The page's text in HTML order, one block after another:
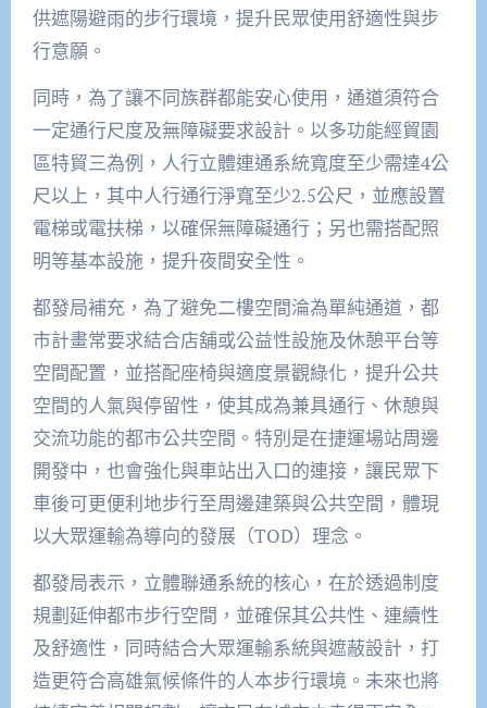
供遮陽避雨的步行環境，提升民眾使用舒適性與步
行意願。
同時，為了讓不同族群都能安心使用，通道須符合
一定通行尺度及無障礙要求設計。以多功能經貿園
區特貿三為例，人行立體連通系統寬度至少需達4公
尺以上，其中人行通行淨寬至少2.5公尺，並應設置
電梯或電扶梯，以確保無障礙通行；另也需搭配照
明等基本設施，提升夜間安全性。
都發局補充，為了避免二樓空間淪為單純通道，都
市計畫常要求結合店舖或公益性設施及休憩平台等
空間配置，並搭配座椅與適度景觀綠化，提升公共
空間的人氣與停留性，使其成為兼具通行、休憩與
交流功能的都市公共空間。特別是在捷運場站周邊
開發中，也會強化與車站出入口的連接，讓民眾下
車後可更便利地步行至周邊建築與公共空間，體現
以大眾運輸為導向的發展（TOD）理念。
都發局表示，立體聯通系統的核心，在於透過制度
規劃延伸都市步行空間，並確保其公共性、連續性
及舒適性，同時結合大眾運輸系統與遮蔽設計，打
造更符合高雄氣候條件的人本步行環境。未來也將